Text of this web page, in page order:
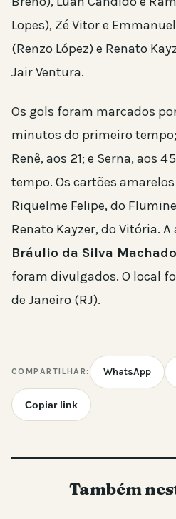
Lopes), Zé Vitor e
(Renzo López) e Renato
Jair Ventura.
Os gols foram marcados
minutos do primeiro tempo;
Renê, aos 21; e Serna, aos
tempo. Os cartões
Riquelme Felipe, do
Renato Kayzer, do Vitória.
Bráulio da Silva Machado
foram divulgados. O local
de Janeiro (RJ).
COMPARTILHAR: WhatsApp
Copiar link
Também